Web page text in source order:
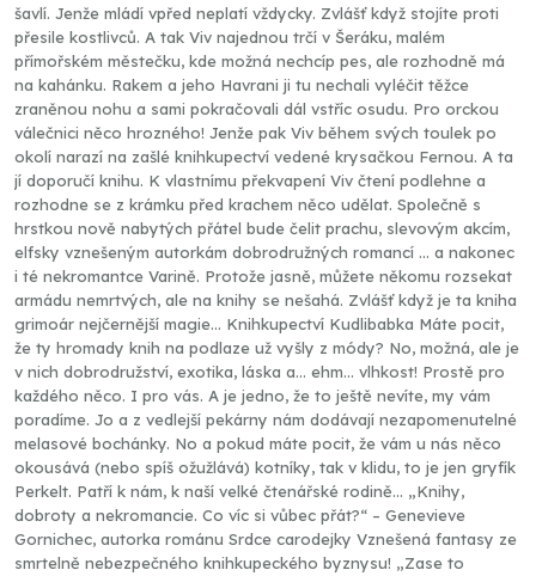
šavlí. Jenže mládí vpřed neplatí vždycky. Zvlášť když stojíte proti
přesile kostlivců. A tak Viv najednou trčí v Šeráku, malém
přímořském městečku, kde možná nechcíp pes, ale rozhodně má
na kahánku. Rakem a jeho Havrani ji tu nechali vyléčit těžce
zraněnou nohu a sami pokračovali dál vstříc osudu. Pro orckou
válečnici něco hrozného! Jenže pak Viv během svých toulek po
okolí narazí na zašlé knihkupectví vedené krysačkou Fernou. A ta
jí doporučí knihu. K vlastnímu překvapení Viv čtení podlehne a
rozhodne se z krámku před krachem něco udělat. Společně s
hrstkou nově nabytých přátel bude čelit prachu, slevovým akcím,
elfsky vznešeným autorkám dobrodružných romancí … a nakonec
i té nekromantce Varině. Protože jasně, můžete někomu rozsekat
armádu nemrtvých, ale na knihy se nešahá. Zvlášť když je ta kniha
grimoár nejčernější magie… Knihkupectví Kudlibabka Máte pocit,
že ty hromady knih na podlaze už vyšly z módy? No, možná, ale je
v nich dobrodružství, exotika, láska a… ehm… vlhkost! Prostě pro
každého něco. I pro vás. A je jedno, že to ještě nevíte, my vám
poradíme. Jo a z vedlejší pekárny nám dodávají nezapomenutelné
melasové bochánky. No a pokud máte pocit, že vám u nás něco
okousává (nebo spíš ožužlává) kotníky, tak v klidu, to je jen gryfík
Perkelt. Patří k nám, k naší velké čtenářské rodině… „Knihy,
dobroty a nekromancie. Co víc si vůbec přát?“ – Genevieve
Gornichec, autorka románu Srdce carodejky Vznešená fantasy ze
smrtelně nebezpečného knihkupeckého byznysu! „Zase to